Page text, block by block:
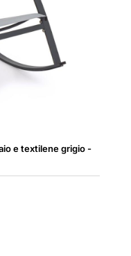
e textilene grigio -